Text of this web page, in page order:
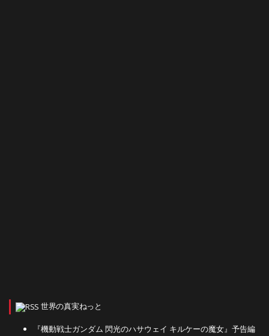
世界の真実ねっと
『機動戦士ガンダム 閃光のハサウェイ キルケーの魔女』予告編